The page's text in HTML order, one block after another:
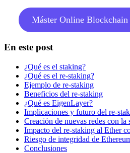
Máster Online
En este post
¿Qué es el staking?
¿Qué es el re-staking?
Ejemplo de re-staking
Beneficios del re-staking
¿Qué es EigenLayer?
Implicaciones y futuro del re-
Creación de nuevas redes con la
Impacto del re-staking al Ether
Riesgo de integridad de
Conclusiones